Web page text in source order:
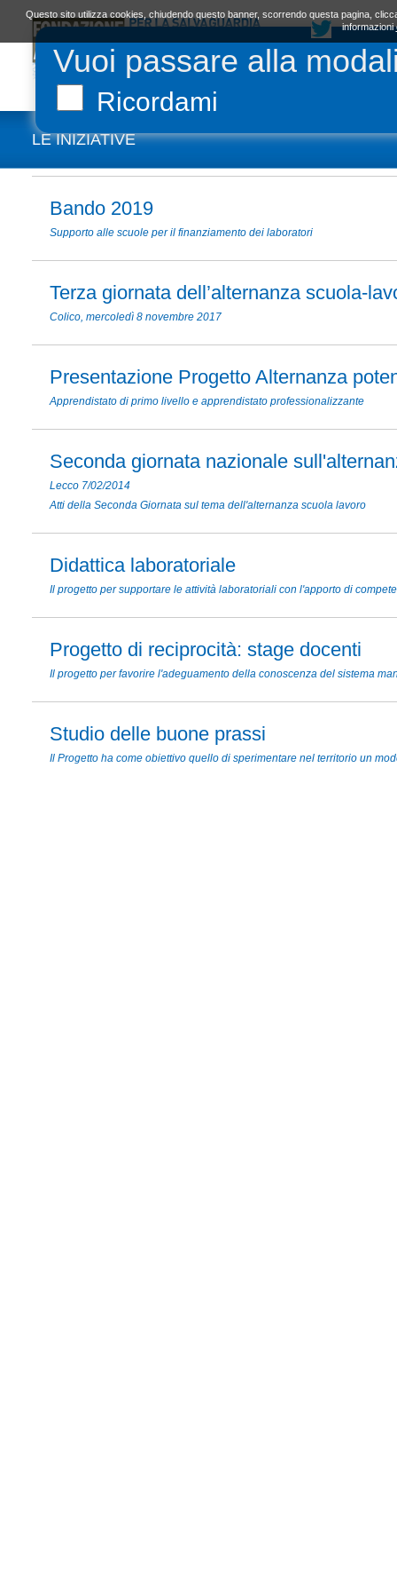
Vuoi passare alla
Ricordami
LA FONDAZIONE
LE INIZIATIVE
Bando 2019
Supporto alle scuole per il finanziamento dei laboratori
Terza giornata dell’alternanza scuola-
Colico, mercoledì 8 novembre 2017
Presentazione Progetto Alternanza
Apprendistato di primo livello e apprendistato professionalizzante
Seconda giornata nazionale
Lecco 7/02/2014
Atti della Seconda Giornata sul tema dell'alternanza scuola lavoro
Didattica laboratoriale
Il progetto per supportare le attività laboratoriali con l'apporto di
Progetto di reciprocità: stage docenti
Il progetto per favorire l'adeguamento della conoscenza del sistema
Studio delle buone prassi
Il Progetto ha come obiettivo quello di sperimentare nel territorio un
Questo sito utilizza cookies, chiudendo questo banner, scorrendo questa pagina,
informazioni